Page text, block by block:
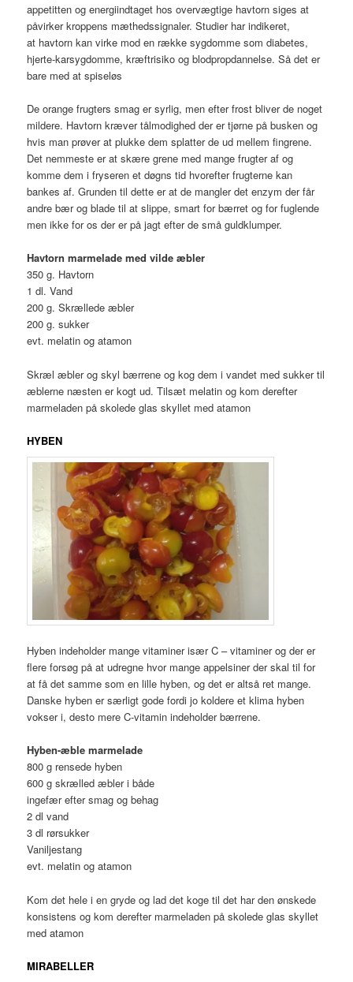
appetitten og energiindtaget hos overvægtige havtorn siges at
påvirker kroppens mæthedssignaler. Studier har indikeret,
at havtorn kan virke mod en række sygdomme som diabetes,
hjerte-karsygdomme, kræftrisiko og blodpropdannelse. Så det er
bare med at spiseløs
De orange frugters smag er syrlig, men efter frost bliver de noget
mildere. Havtorn kræver tålmodighed der er tjørne på busken og
hvis man prøver at plukke dem splatter de ud mellem fingrene.
Det nemmeste er at skære grene med mange frugter af og
komme dem i fryseren et døgns tid hvorefter frugterne kan
bankes af. Grunden til dette er at de mangler det enzym der får
andre bær og blade til at slippe, smart for bærret og for fuglende
men ikke for os der er på jagt efter de små guldklumper.
Havtorn marmelade med vilde æbler
350 g. Havtorn
1 dl. Vand
200 g. Skrællede æbler
200 g. sukker
evt. melatin og atamon
Skræl æbler og skyl bærrene og kog dem i vandet med sukker til
æblerne næsten er kogt ud. Tilsæt melatin og kom derefter
marmeladen på skolede glas skyllet med atamon
HYBEN
Hyben indeholder mange vitaminer især C – vitaminer og der er
flere forsøg på at udregne hvor mange appelsiner der skal til for
at få det samme som en lille hyben, og det er altså ret mange.
Danske hyben er særligt gode fordi jo koldere et klima hyben
vokser i, desto mere C-vitamin indeholder bærrene.
Hyben-æble marmelade
800 g rensede hyben
600 g skrælled æbler i både
ingefær efter smag og behag
2 dl vand
3 dl rørsukker
Vaniljestang
evt. melatin og atamon
Kom det hele i en gryde og lad det koge til det har den ønskede
konsistens og kom derefter marmeladen på skolede glas skyllet
med atamon
MIRABELLER